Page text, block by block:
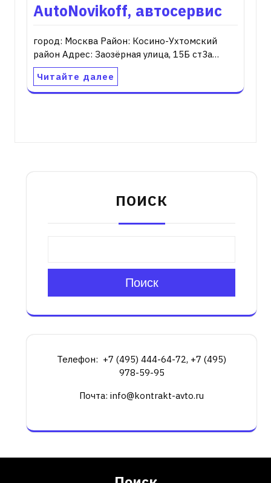
AutoNovikoff, автосервис
город: Москва Район: Косино-Ухтомский
район Адрес: Заозёрная улица, 15Б ст3а…
Читайте далее
ПОИСК
Поиск
Телефон: +7 (495) 444-64-72, +7 (495)
978-59-95
Почта: info@kontrakt-avto.ru